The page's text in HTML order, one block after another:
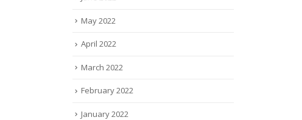
May 2022
April 2022
March 2022
February 2022
January 2022